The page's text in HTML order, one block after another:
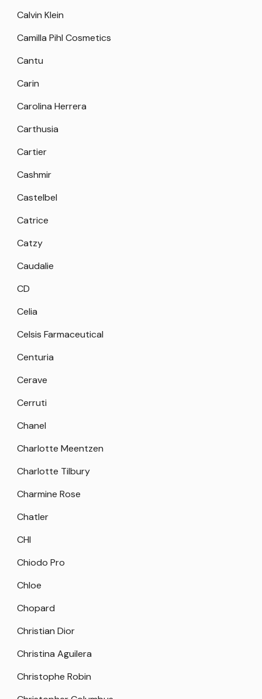
Calvin Klein
Camilla Pihl Cosmetics
Cantu
Carin
Carolina Herrera
Carthusia
Cartier
Cashmir
Castelbel
Catrice
Catzy
Caudalie
CD
Celia
Celsis Farmaceutical
Centuria
Cerave
Cerruti
Chanel
Charlotte Meentzen
Charlotte Tilbury
Charmine Rose
Chatler
CHI
Chiodo Pro
Chloe
Chopard
Christian Dior
Christina Aguilera
Christophe Robin